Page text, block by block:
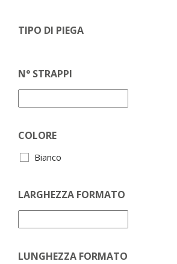
TIPO DI PIEGA
N° STRAPPI
COLORE
Bianco
LARGHEZZA FORMATO
LUNGHEZZA FORMATO